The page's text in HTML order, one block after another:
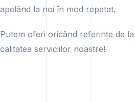
apelând la noi în mod repetat.
Putem oferi oricând referințe de
calitatea serviciilor noastre!